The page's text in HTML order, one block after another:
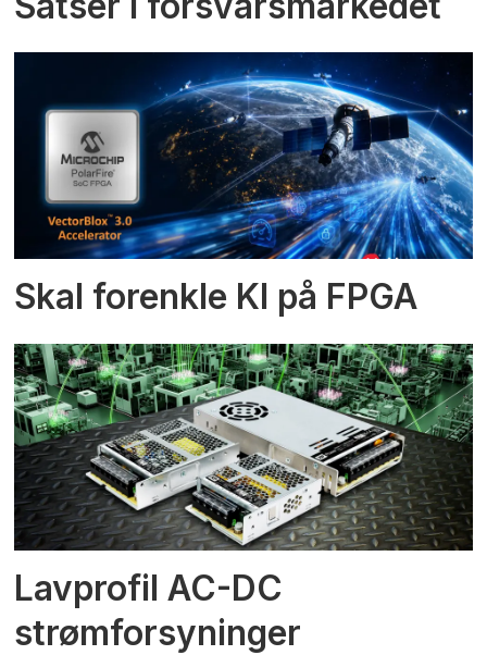
Skal forenkle KI på FPGA
Lavprofil AC-DC
strømforsyninger